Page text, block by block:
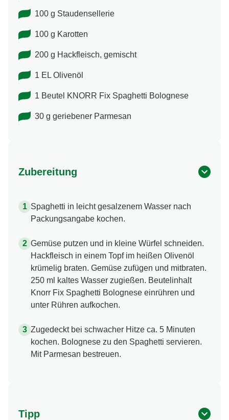
100 g Staudensellerie
100 g Karotten
200 g Hackfleisch, gemischt
1 EL Olivenöl
1 Beutel KNORR Fix Spaghetti Bolognese
30 g geriebener Parmesan
Zubereitung
Spaghetti in leicht gesalzenem Wasser nach
Packungsangabe kochen.
Gemüse putzen und in kleine Würfel schneiden.
Hackfleisch in einem Topf im heißen Olivenöl
krümelig braten. Gemüse zufügen und mitbraten.
250 ml kaltes Wasser zugießen. Beutelinhalt
Knorr Fix Spaghetti Bolognese einrühren und
unter Rühren aufkochen.
Zugedeckt bei schwacher Hitze ca. 5 Minuten
kochen. Bolognese zu den Spaghetti servieren.
Mit Parmesan bestreuen.
Tipp